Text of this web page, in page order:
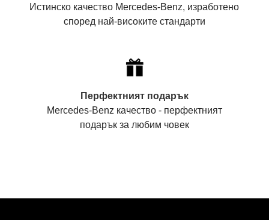
Истинско качество Mercedes-Benz, изработено
според най-високите стандарти
Перфектният подарък
Mercedes-Benz качество - перфектният
подарък за любим човек